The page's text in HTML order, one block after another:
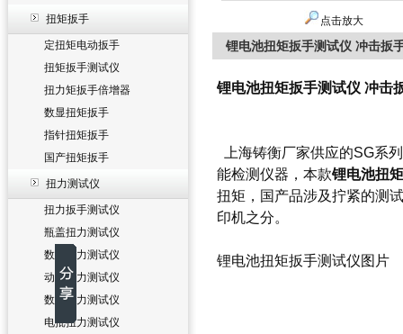
扭矩扳手
定扭矩电动扳手
扭矩扳手测试仪
扭力矩扳手倍增器
数显扭矩扳手
指针扭矩扳手
国产扭矩扳手
扭力测试仪
扭力扳手测试仪
瓶盖扭力测试仪
数字扭力测试仪
动态扭力测试仪
数显扭力测试仪
电批扭力测试仪
点击放大
锂电池扭矩扳手测试仪 冲击扳
锂电池扭矩扳手测试仪 冲击
上海铸衡厂家供应的SG系列
能检测仪器，本款锂电池扭
扭矩，国产品涉及拧紧的测
印机之分。
锂电池扭矩扳手测试仪图片